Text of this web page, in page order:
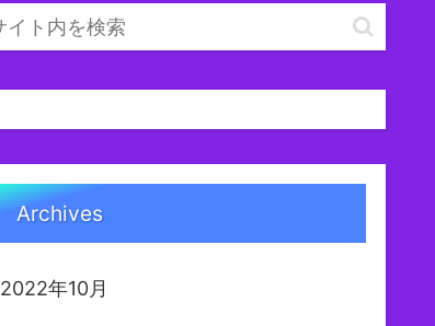
Archives
2022年10月